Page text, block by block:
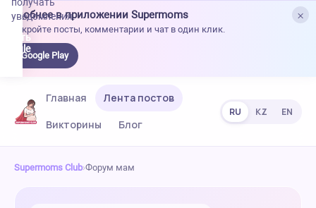
×
Удобнее в приложении Supermoms
Откройте посты, комментарии и чат в один клик.
Google Play
уведомления.
Главная
Лента постов
Викторины
Блог
RU KZ EN
Supermoms Club›Форум мам